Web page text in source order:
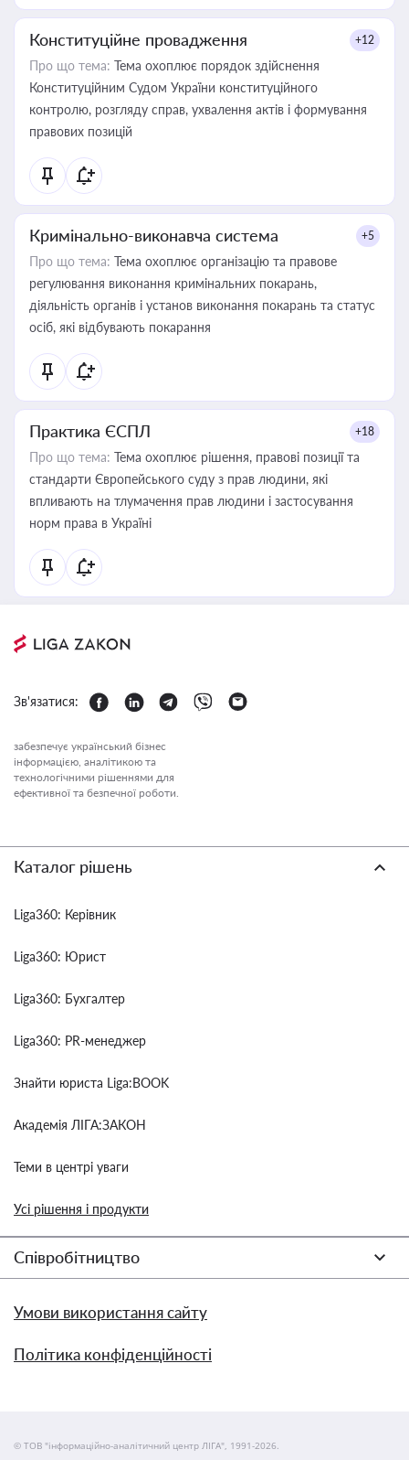
Конституційне провадження +12
Про що тема: Тема охоплює порядок здійснення
Конституційним Судом України конституційного
контролю, розгляду справ, ухвалення актів і формування
правових позицій
Кримінально-виконавча система +5
Про що тема: Тема охоплює організацію та правове
регулювання виконання кримінальних покарань,
діяльність органів і установ виконання покарань та статус
осіб, які відбувають покарання
Практика ЄСПЛ +18
Про що тема: Тема охоплює рішення, правові позиції та
стандарти Європейського суду з прав людини, які
впливають на тлумачення прав людини і застосування
норм права в Україні
Зв'язатися:
забезпечує український бізнес
інформацією, аналітикою та
технологічними рішеннями для
ефективної та безпечної роботи.
Каталог рішень
Liga360: Керівник
Liga360: Юрист
Liga360: Бухгалтер
Liga360: PR-менеджер
Знайти юриста Liga:BOOK
Академія ЛІГА:ЗАКОН
Теми в центрі уваги
Усі рішення і продукти
Співробітництво
Умови використання сайту
Політика конфіденційності
© ТОВ "інформаційно-аналітичний центр ЛІГА", 1991-2026.